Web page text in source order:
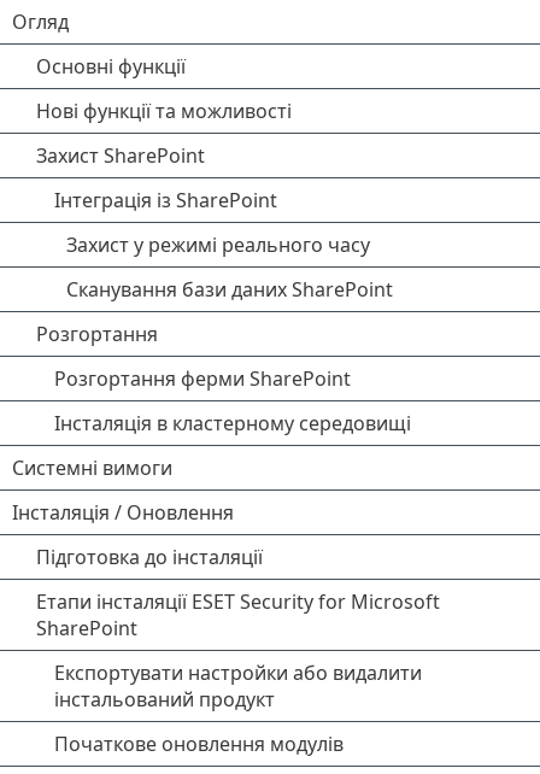
Огляд
Основні функції
Нові функції та можливості
Захист SharePoint
Інтеграція із SharePoint
Захист у режимі реального часу
Сканування бази даних SharePoint
Розгортання
Розгортання ферми SharePoint
Інсталяція в кластерному середовищі
Системні вимоги
Інсталяція / Оновлення
Підготовка до інсталяції
Етапи інсталяції ESET Security for Microsoft
SharePoint
Експортувати настройки або видалити
інстальований продукт
Початкове оновлення модулів